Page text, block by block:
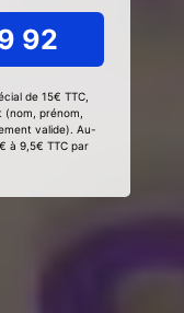
92
de 15€ TTC,
prénom,
valide). Au-
à 9,5€ TTC par